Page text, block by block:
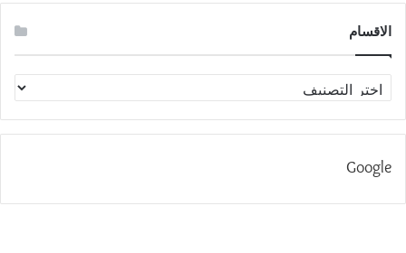
الاقسام
الاقسام
Google